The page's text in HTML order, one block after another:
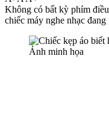
Không có bất kỳ phím
chiếc máy nghe nhạc
Ảnh minh họa